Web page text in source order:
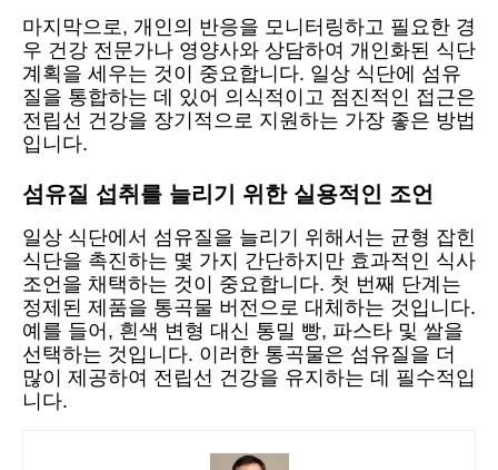
마지막으로, 개인의 반응을 모니터링하고 필요한 경
우 건강 전문가나 영양사와 상담하여 개인화된 식단
계획을 세우는 것이 중요합니다. 일상 식단에 섬유
질을 통합하는 데 있어 의식적이고 점진적인 접근은
전립선 건강을 장기적으로 지원하는 가장 좋은 방법
입니다.
섬유질 섭취를 늘리기 위한 실용적인 조언
일상 식단에서 섬유질을 늘리기 위해서는 균형 잡힌
식단을 촉진하는 몇 가지 간단하지만 효과적인 식사
조언을 채택하는 것이 중요합니다. 첫 번째 단계는
정제된 제품을 통곡물 버전으로 대체하는 것입니다.
예를 들어, 흰색 변형 대신 통밀 빵, 파스타 및 쌀을
선택하는 것입니다. 이러한 통곡물은 섬유질을 더
많이 제공하여 전립선 건강을 유지하는 데 필수적입
니다.